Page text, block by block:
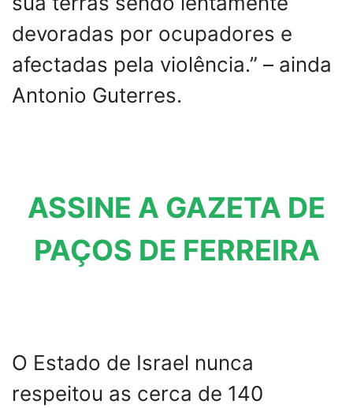
devoradas por ocupadores e
afectadas pela violência.” – ainda
Antonio Guterres.
ASSINE A GAZETA DE
PAÇOS DE FERREIRA
O Estado de Israel nunca
respeitou as cerca de 140